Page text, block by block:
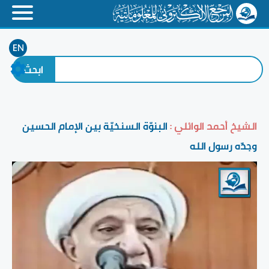
EN
الشيخ أحمد الوائلي :البنوّة السنخيّة بين الإمام الحسين
وجدّه رسول الله